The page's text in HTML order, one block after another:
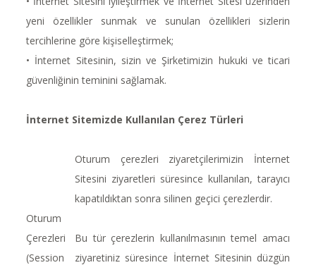
yeni özellikler sunmak ve sunulan özellikleri sizlerin
tercihlerine göre kişiselleştirmek;
• İnternet Sitesinin, sizin ve Şirketimizin hukuki ve ticari
güvenliğinin teminini sağlamak.
İnternet Sitemizde Kullanılan Çerez Türleri
Oturum
Çerezleri
(Session
Oturum çerezleri ziyaretçilerimizin İnternet
Sitesini ziyaretleri süresince kullanılan, tarayıcı
kapatıldıktan sonra silinen geçici çerezlerdir.
Bu tür çerezlerin kullanılmasının temel amacı
ziyaretiniz süresince İnternet Sitesinin düzgün